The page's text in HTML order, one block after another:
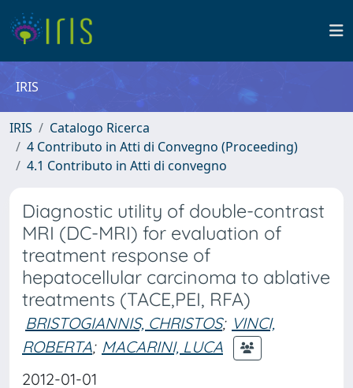
IRIS
IRIS
Catalogo Ricerca
4 Contributo in Atti di Convegno (Proceeding)
4.1 Contributo in Atti di convegno
Diagnostic utility of double-contrast
MRI (DC-MRI) for evaluation of
treatment response of
hepatocellular carcinoma to ablative
treatments (TACE,PEI, RFA)
BRISTOGIANNIS, CHRISTOS; VINCI,
ROBERTA; MACARINI, LUCA
2012-01-01